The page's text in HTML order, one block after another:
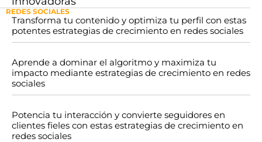
REDES SOCIALES
Transforma tu contenido y optimiza tu perfil con estas
potentes estrategias de crecimiento en redes sociales
Aprende a dominar el algoritmo y maximiza tu
impacto mediante estrategias de crecimiento en redes
sociales
Potencia tu interacción y convierte seguidores en
clientes fieles con estas estrategias de crecimiento en
redes sociales